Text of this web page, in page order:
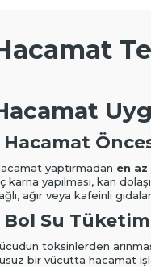
Hacamat
yaptırmadan en
karna yapılması, kan
ağır veya kafeinli
Bol Su
toksinlerden
bir vücutta hacamat